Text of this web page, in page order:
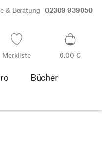
& Beratung 02309 939050
Merkliste 0,00 €
Bücher